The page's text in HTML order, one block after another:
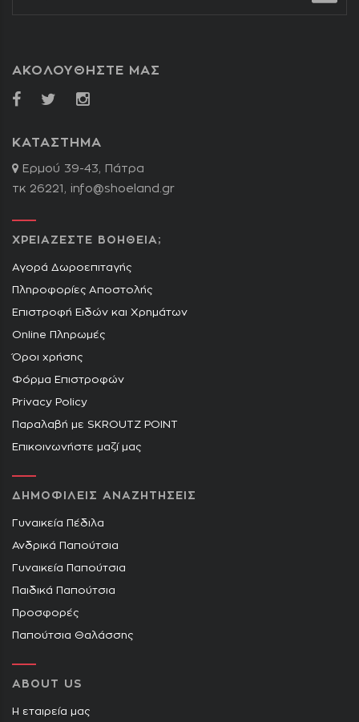
ΑΚΟΛΟΥΘΗΣΤΕ ΜΑΣ
ΚΑΤΑΣΤΗΜΑ
Ερμού 39-43, Πάτρα
τκ 26221, info@shoeland.gr
ΧΡΕΙΑΖΕΣΤΕ ΒΟΗΘΕΙΑ;
Αγορά Δωροεπιταγής
Πληροφορίες Αποστολής
Επιστροφή Ειδών και Χρημάτων
Online Πληρωμές
Όροι χρήσης
Φόρμα Επιστροφών
Privacy Policy
Παραλαβή με SKROUTZ POINT
Επικοινωνήστε μαζί μας
ΔΗΜΟΦΙΛΕΙΣ ΑΝΑΖΗΤΗΣΕΙΣ
Γυναικεία Πέδιλα
Ανδρικά Παπούτσια
Γυναικεία Παπούτσια
Παιδικά Παπούτσια
Προσφορές
Παπούτσια Θαλάσσης
ABOUT US
Η εταιρεία μας